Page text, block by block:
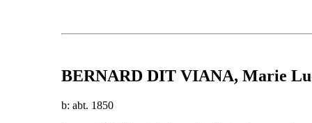
BERNARD DIT VIANA, Marie
b: abt. 1850